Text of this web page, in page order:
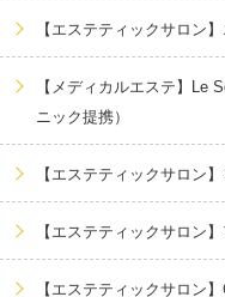
【エステティックサロン
【メディカルエステ】Le
ニック提携）
【エステティックサロン
【エステティックサロン
【エステティックサロン